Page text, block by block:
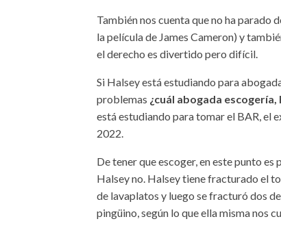
También nos cuenta que no ha parado
la película de James Cameron) y
el derecho es divertido pero difícil.
Si Halsey está estudiando para
problemas ¿cuál abogada
está estudiando para tomar el BAR, el
2022.
De tener que escoger, en este punto
Halsey no. Halsey tiene fracturado el
de lavaplatos y luego se fracturó dos
pingüino, según lo que ella misma nos